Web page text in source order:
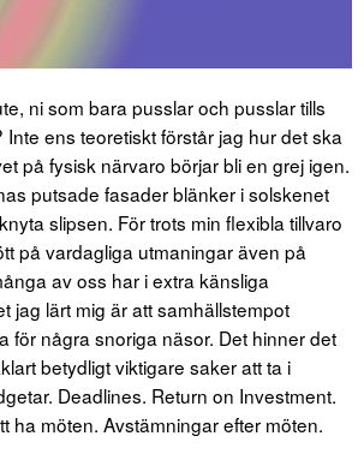
ni som bara pusslar och pusslar tills
ens teoretiskt förstår jag hur det ska
på fysisk närvaro börjar bli en grej igen.
putsade fasader blänker i solskenet
slipsen. För trots min flexibla tillvaro
på vardagliga utmaningar även på
av oss har i extra känsliga
jag lärt mig är att samhällstempot
för några snoriga näsor. Det hinner det
betydligt viktigare saker att ta i
Deadlines. Return on Investment.
ha möten. Avstämningar efter möten.